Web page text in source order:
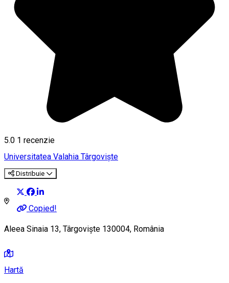
5.0 1 recenzie
Universitatea Valahia Târgovişte
Distribuie
Copied!
Aleea Sinaia 13, Târgoviște 130004, România
Hartă